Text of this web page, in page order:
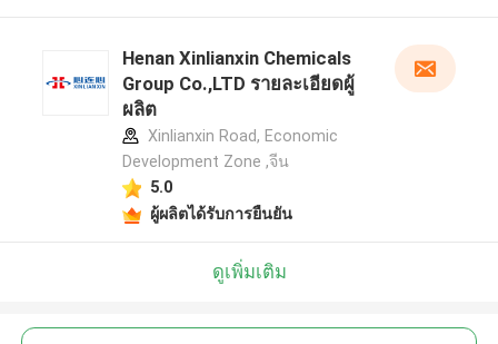
Henan Xinlianxin Chemicals
Group Co.,LTD รายละเอียดผู้
ผลิต
Xinlianxin Road, Economic
Development Zone ,จีน
5.0
ผู้ผลิตได้รับการยืนยัน
ดูเพิ่มเติม